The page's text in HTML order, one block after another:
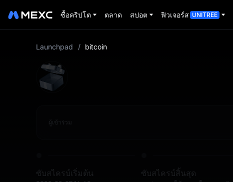
ซื้อคริปโต ตลาด สปอต ฟิวเจอร์ส UNITREE
Launchpad / bitcoin
ผู้เข้าร่วม
ซับสไครบ์เริ่มต้น ซับสไครบ์สิ้นสุด